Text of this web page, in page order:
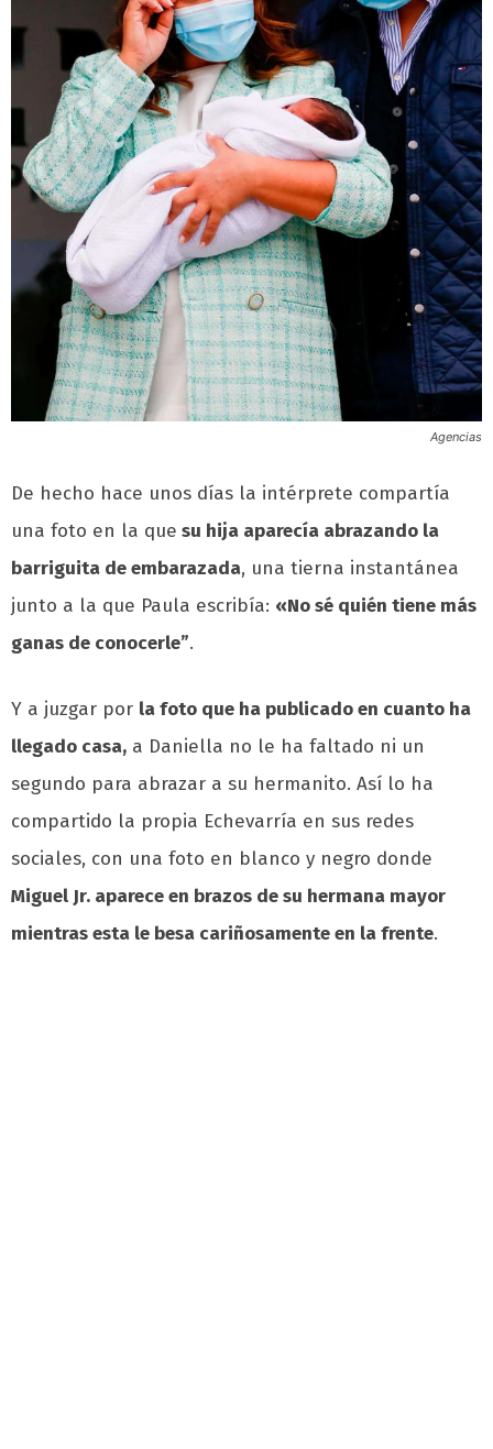
Agencias
De hecho hace unos días la intérprete compartía
una foto en la que su hija aparecía abrazando la
barriguita de embarazada, una tierna instantánea
junto a la que Paula escribía: «No sé quién tiene más
ganas de conocerle”.
Y a juzgar por la foto que ha publicado en cuanto ha
llegado casa, a Daniella no le ha faltado ni un
segundo para abrazar a su hermanito. Así lo ha
compartido la propia Echevarría en sus redes
sociales, con una foto en blanco y negro donde
Miguel Jr. aparece en brazos de su hermana mayor
mientras esta le besa cariñosamente en la frente.